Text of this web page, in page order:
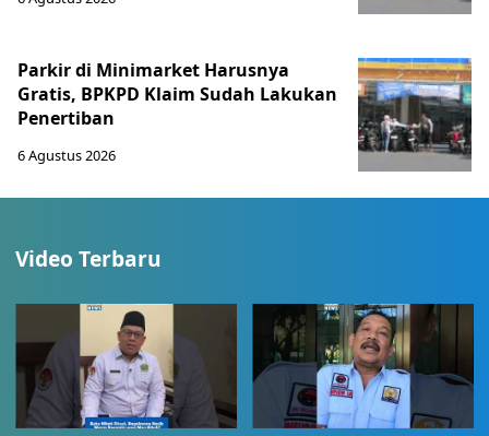
Parkir di Minimarket Harusnya
Gratis, BPKPD Klaim Sudah Lakukan
Penertiban
6 Agustus 2026
Video Terbaru